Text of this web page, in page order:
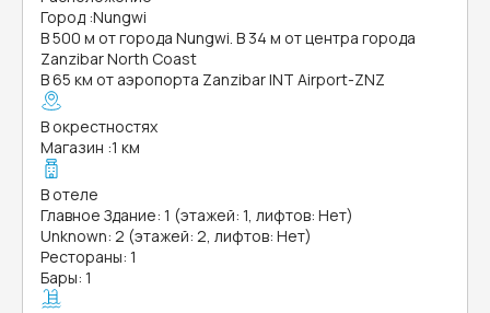
Город :Nungwi
В 500 м от города Nungwi. В 34 м от центра города
Zanzibar North Coast
В 65 км от аэропорта Zanzibar INT Airport-ZNZ
В окрестностях
Магазин :1 км
В отеле
Главное Здание: 1 (этажей: 1, лифтов: Нет)
Unknown: 2 (этажей: 2, лифтов: Нет)
Рестораны: 1
Бары: 1